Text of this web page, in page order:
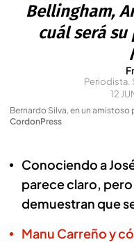
Bellingham,
cuál será
Periodista.
12
Bernardo Silva, en un
CordonPress
Conociendo a
parece claro,
demuestran que
Manu Carreño y